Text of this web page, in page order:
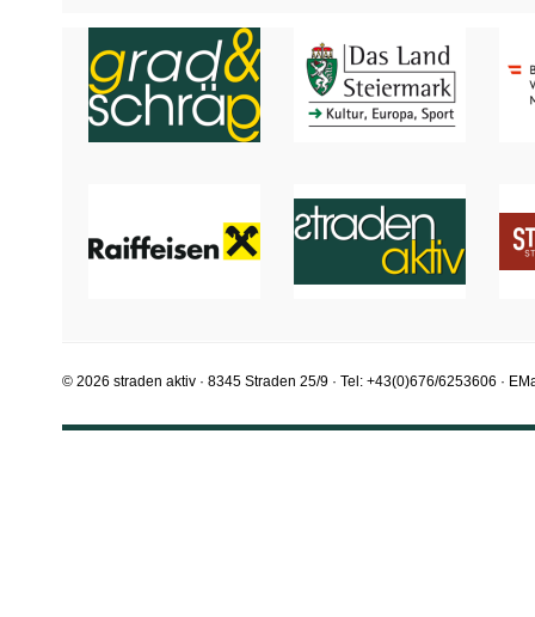
© 2026 straden aktiv · 8345 Straden 25/9 · Tel: +43(0)676/6253606 ·